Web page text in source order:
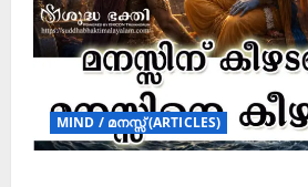
MIND / മനസ്സ് (ARTICLES)